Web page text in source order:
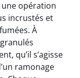
opération
incrustés et
À
qu’il s’agisse
ramonage